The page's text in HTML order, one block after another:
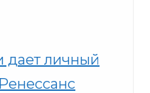
дает личный